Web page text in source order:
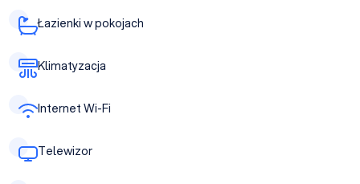
Łazienki w pokojach
Klimatyzacja
Internet Wi-Fi
Telewizor